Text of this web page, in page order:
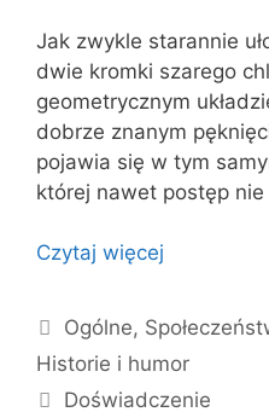
Jak zwykle starannie
dwie kromki szarego
geometrycznym
dobrze znanym
pojawia się w tym
której nawet postęp
Czytaj więcej
Kategorie
Ogólne,
Historie i humor
Tagi
Doświadczenie